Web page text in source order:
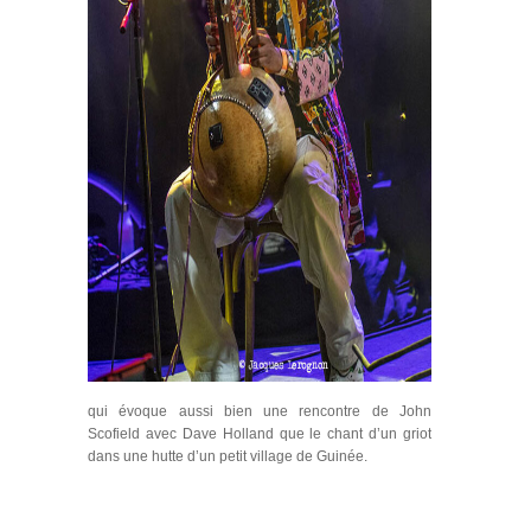
qui évoque aussi bien une rencontre de John
Scofield avec Dave Holland que le chant d’un griot
dans une hutte d’un petit village de Guinée.